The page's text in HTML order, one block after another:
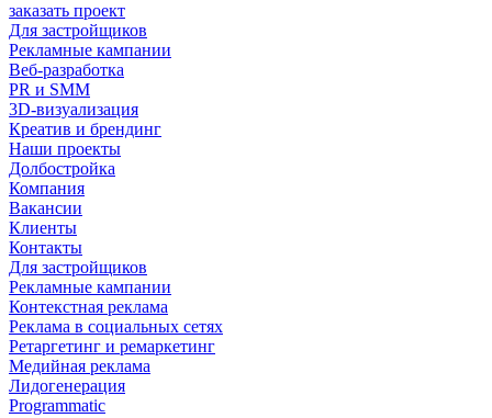
заказать проект
Для застройщиков
Рекламные кампании
Веб-разработка
PR и SMM
3D-визуализация
Креатив и брендинг
Наши проекты
Долбостройка
Компания
Вакансии
Клиенты
Контакты
Для застройщиков
Рекламные кампании
Контекстная реклама
Реклама в социальных сетях
Ретаргетинг и ремаркетинг
Медийная реклама
Лидогенерация
Programmatic